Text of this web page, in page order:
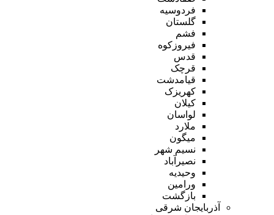
فردوسیه
گلستان
فشم
فیروزکوه
قدس
قرچک
قیامدشت
کهریزک
کیلان
لواسان
ملارد
میگون
نسیم شهر
نصیرآباد
وحیدیه
ورامین
بازگشت
آذربایجان شرقی